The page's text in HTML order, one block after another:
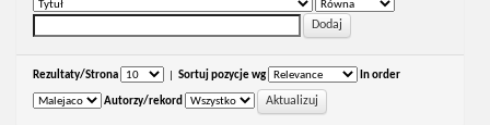
Rezultaty/Strona Sortuj pozycje wg In order
Autorzy/rekord